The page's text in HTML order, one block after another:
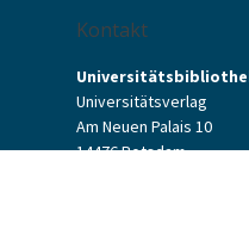
Kontakt
Universitätsverlag
Am Neuen Palais 10
14476 Potsdam